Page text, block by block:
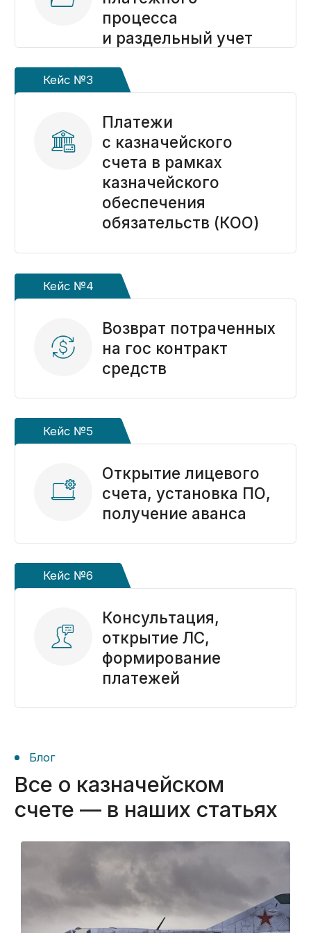
Не можете разобраться,
какая услуга нужна?
это бесплатно.
Получить консультацию ->
Задать вопрос